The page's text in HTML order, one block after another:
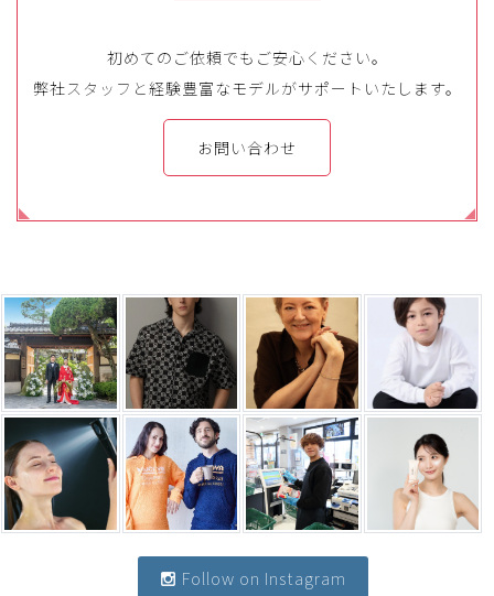
初めてのご依頼でもご安心ください。
弊社スタッフと経験豊富なモデルがサポートいたします。
お問い合わせ
Follow on Instagram